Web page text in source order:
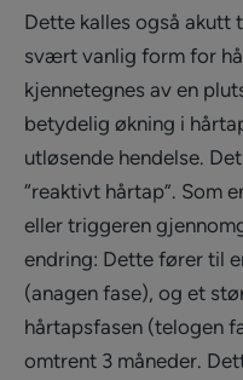
Dette kalles også akutt
svært vanlig form for
kjennetegnes av en
betydelig økning i
utløsende hendelse.
“reaktivt hårtap”. Som
eller triggeren
endring: Dette fører til
(anagen fase), og et
hårtapsfasen (telogen
omtrent 3 måneder.